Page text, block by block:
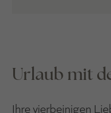
Urlaub mit
Ihre vierbeinigen